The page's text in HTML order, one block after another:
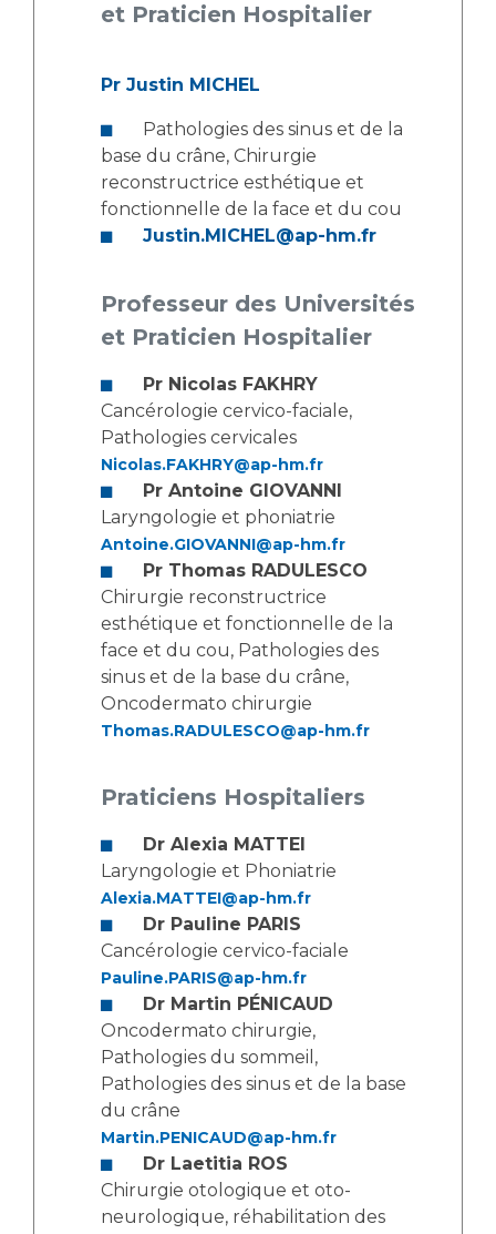
Salon des familles
Vos droits, vos devoirs
Handicap
Handi 13
Pôle Médecine Physique et Réadaptation
Charte Romain Jacob
Mouvement Parcours Handicap 13
Activité physique
Cancer
Médecine nucléaire
Maladies rares
Vos représentants
La Commission Des Usagers (CDU)
Les Comités Locaux des Usagers
Le projet des usagers
Qualité
Nos indicateurs qualité et de sécurité des soins
Protection des données
Les structures de recherche
Écoles et Instituts de Formation
Plateforme des internes
Adresser un patient
Réseaux de soins
Adresser un examen au Laboratoire de Biologie
Médicale
Radiologie / Imagerie
Cancérologie
Les pôles d'activité médicale
Anatomie et Cytologie Pathologiques
Adresser un examen au Laboratoire d'Infectiologie
Centres de référence Maladies Rares
Plateforme d'Expertise Maladies Rares
Presse / Multimédia
Dossiers de presse
Fournisseurs
Rôles et missions
Liste des marchés conclus
Documents utiles
et Praticien Hospitalier
Pr Justin MICHEL
base du crâne, Chirurgie
reconstructrice esthétique et
fonctionnelle de la face et du cou
Justin.MICHEL@ap-hm.fr
Professeur des Universités
et Praticien Hospitalier
Pr Nicolas FAKHRY
Cancérologie cervico-faciale,
Pathologies cervicales
Nicolas.FAKHRY@ap-hm.fr
Pr Antoine GIOVANNI
Laryngologie et phoniatrie
Antoine.GIOVANNI@ap-hm.fr
Pr Thomas RADULESCO
Chirurgie reconstructrice
esthétique et fonctionnelle de la
face et du cou, Pathologies des
sinus et de la base du crâne,
Oncodermato chirurgie
Thomas.RADULESCO@ap-hm.fr
Praticiens Hospitaliers
Dr Alexia MATTEI
Laryngologie et Phoniatrie
Alexia.MATTEI@ap-hm.fr
Dr Pauline PARIS
Cancérologie cervico-faciale
Pauline.PARIS@ap-hm.fr
Dr Martin PÉNICAUD
Oncodermato chirurgie,
Pathologies du sommeil,
Pathologies des sinus et de la base
du crâne
Martin.PENICAUD@ap-hm.fr
Dr Laetitia ROS
Chirurgie otologique et oto-
neurologique, réhabilitation des